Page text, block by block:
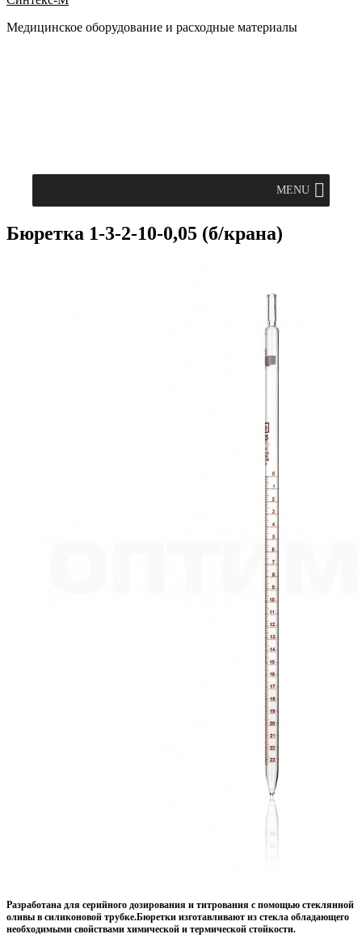
Медицинское оборудование и расходные материалы
MENU
Бюретка 1-3-2-10-0,05 (б/крана)
Разработана для серийного дозирования и титрования с помощью стеклянной
оливы в силиконовой трубке.Бюретки изготавливают из стекла обладающего
необходимыми свойствами химической и термической стойкости.